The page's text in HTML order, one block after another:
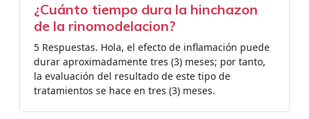
¿Cuánto tiempo dura la hinchazon
de la rinomodelacion?
5 Respuestas. Hola, el efecto de inflamación puede
durar aproximadamente tres (3) meses; por tanto,
la evaluación del resultado de este tipo de
tratamientos se hace en tres (3) meses.